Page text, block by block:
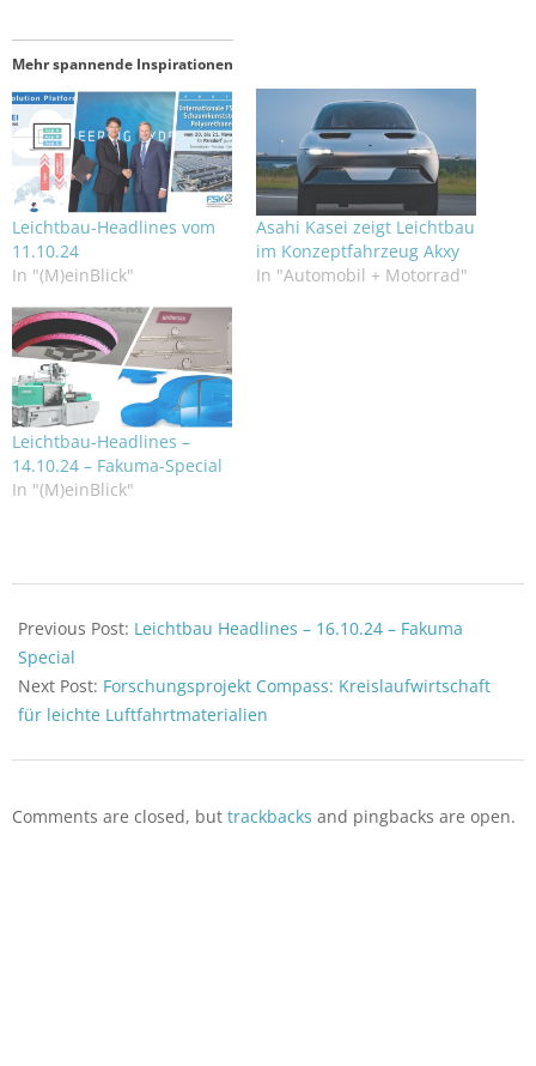
Mehr spannende Inspirationen
Leichtbau-Headlines vom
11.10.24
In "(M)einBlick"
Asahi Kasei zeigt Leichtbau
im Konzeptfahrzeug Akxy
In "Automobil + Motorrad"
Leichtbau-Headlines –
14.10.24 – Fakuma-Special
In "(M)einBlick"
10-
17
Previous Post: Leichtbau Headlines – 16.10.24 – Fakuma
Special
Next Post: Forschungsprojekt Compass: Kreislaufwirtschaft
für leichte Luftfahrtmaterialien
Comments are closed, but trackbacks and pingbacks are open.